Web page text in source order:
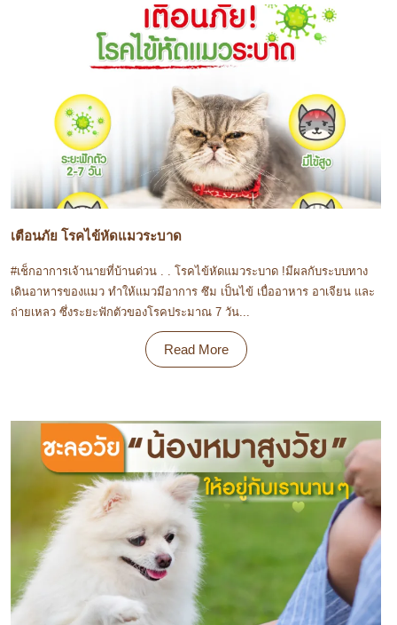
เตือนภัย โรคไข้หัดแมวระบาด
#เช็กอาการเจ้านายที่บ้านด่วน . . โรคไข้หัดแมวระบาด !มีผลกับระบบทาง
เดินอาหารของแมว ทำให้แมวมีอาการ ซึม เป็นไข้ เบื่ออาหาร อาเจียน และ
ถ่ายเหลว ซึ่งระยะฟักตัวของโรคประมาณ 7 วัน...
Read More